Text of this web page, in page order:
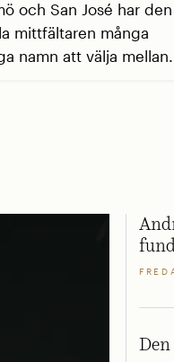
och San José har den
mittfältaren många
namn att välja mellan.